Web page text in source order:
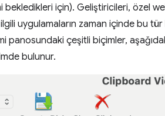
bekledikleri için). Geliştiricileri, özel
uygulamaların zaman içinde bu
panosundaki çeşitli biçimler,
bulunur.